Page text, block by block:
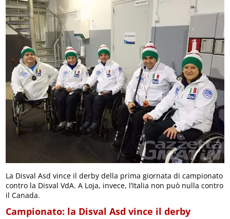
La Disval Asd vince il derby della prima giornata di campionato
contro la Disval VdA. A Loja, invece, l’Italia non può nulla contro
il Canada.
Campionato: la Disval Asd vince il derby